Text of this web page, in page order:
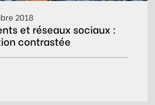
2018
et réseaux sociaux :
contrastée